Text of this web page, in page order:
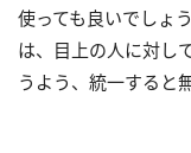
使っても良いでしょ
は、目上の人に対し
うよう、統一すると